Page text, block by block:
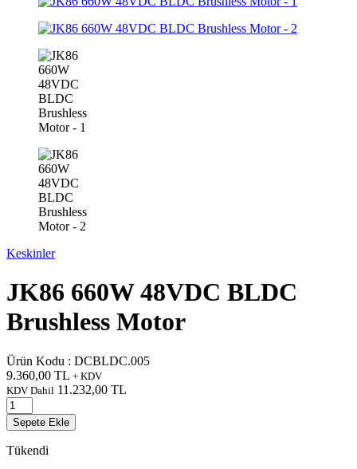
Keskinler
JK86 660W 48VDC BLDC
Brushless Motor
Ürün Kodu : DCBLDC.005
9.360,00 TL + KDV
KDV Dahil 11.232,00 TL
Sepete Ekle
Tükendi